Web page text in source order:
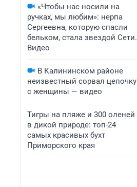
«Чтобы нас носили на
ручках, мы любим»: нерпа
Сергеевна, которую спасли
бельком, стала звездой Сети.
Видео
В Калининском районе
неизвестный сорвал цепочку
с женщины — видео
Тигры на пляже и 300 оленей
в дикой природе: топ-24
самых красивых бухт
Приморского края